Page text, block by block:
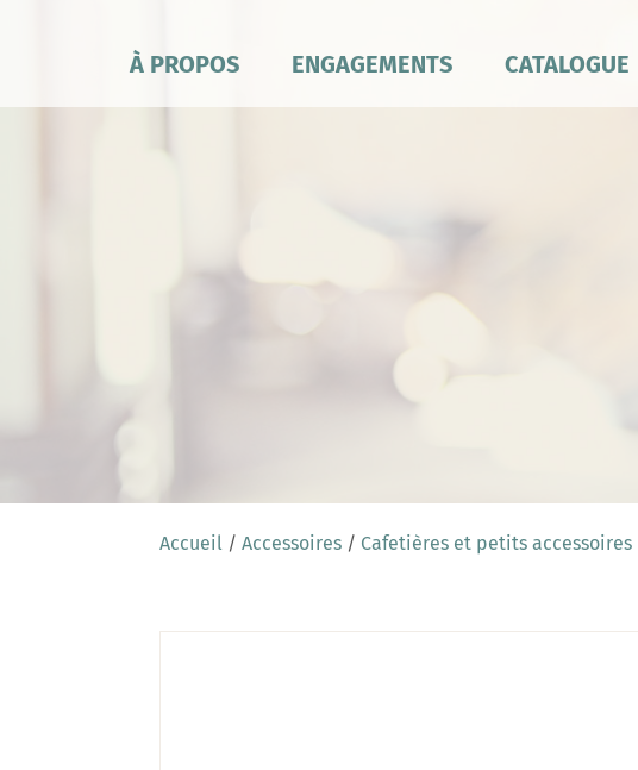
À PROPOS ENGAGEMENTS CATALOGUE
Accueil /Accessoires / Cafetières et petits accessoires